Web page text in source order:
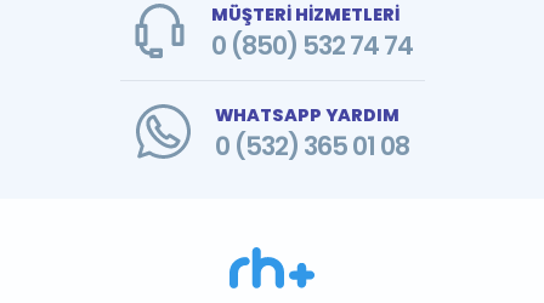
MÜŞTERİ HİZMETLERİ
0 (850) 532 74 74
WHATSAPP YARDIM
0 (532) 365 01 08